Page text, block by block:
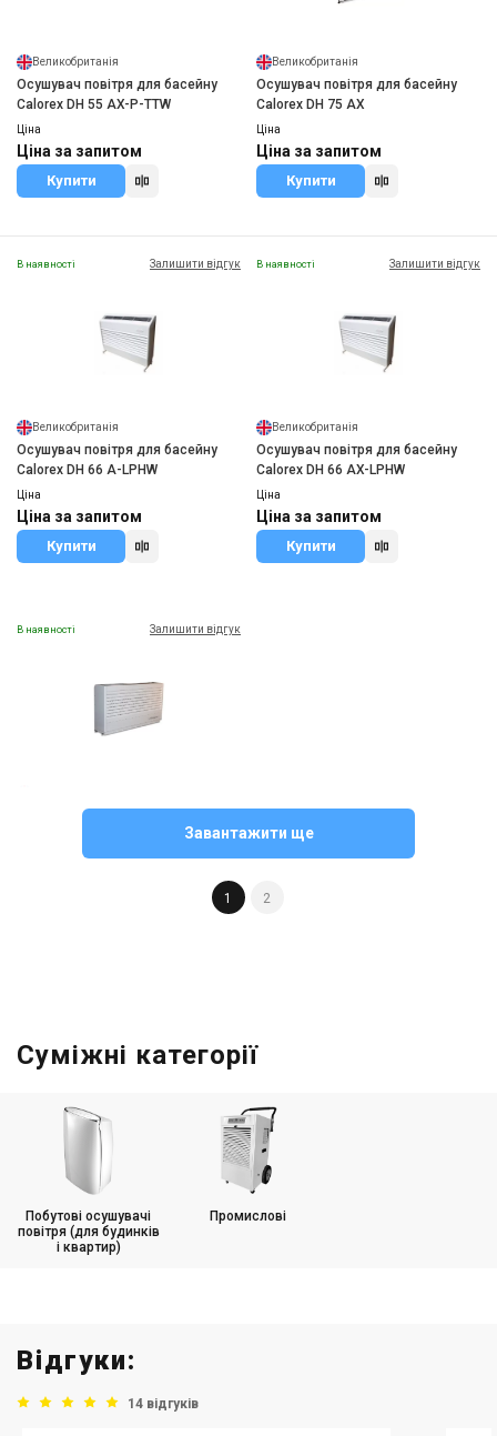
Великобританія
Осушувач повітря для басейну
Calorex DH 55 AX-Р-TTW
Ціна
Ціна за запитом
Купити
Великобританія
Осушувач повітря для басейну
Calorex DH 75 AX
Ціна
Ціна за запитом
Купити
В наявності Залишити відгук
Великобританія
Осушувач повітря для басейну
Calorex DH 66 A-LPHW
Ціна
Ціна за запитом
Купити
В наявності Залишити відгук
Великобританія
Осушувач повітря для басейну
Calorex DH 66 AX-LPHW
Ціна
Ціна за запитом
Купити
В наявності Залишити відгук
Осушувач повітря для басейну
Завантажити ще
1 2
Суміжні категорії
Побутові осушувачі
повітря (для будинків
і квартир)
Промислові
Відгуки:
14 відгуків